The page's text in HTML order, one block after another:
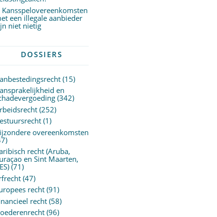
Kansspelovereenkomsten
een illegale aanbieder
niet nietig
DOSSIERS
(15)
en
(342)
(252)
(1)
overeenkomsten
recht (Aruba,
en Sint Maarten,
(71)
(47)
recht(91)
recht(58)
(96)